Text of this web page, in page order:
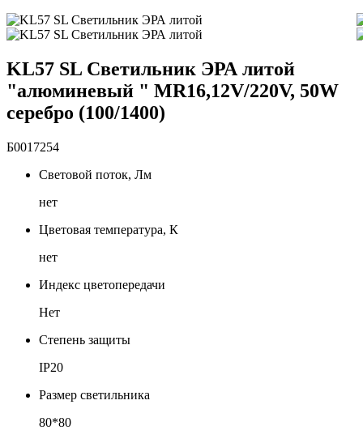
KL57 SL Светильник ЭРА литой
"алюминевый " MR16,12V/220V, 50W
серебро (100/1400)
Б0017254
Световой поток, Лм
нет
Цветовая температура, К
нет
Индекс цветопередачи
Нет
Степень защиты
IP20
Размер светильника
80*80